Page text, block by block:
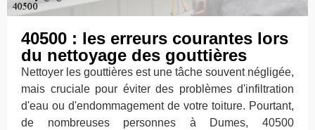
40500 : les erreurs courantes lors
du nettoyage des gouttières
Nettoyer les gouttières est une tâche souvent négligée,
mais cruciale pour éviter des problèmes d'infiltration
d'eau ou d'endommagement de votre toiture. Pourtant,
de nombreuses personnes à Dumes, 40500